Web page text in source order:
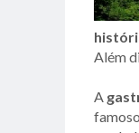
Além
A